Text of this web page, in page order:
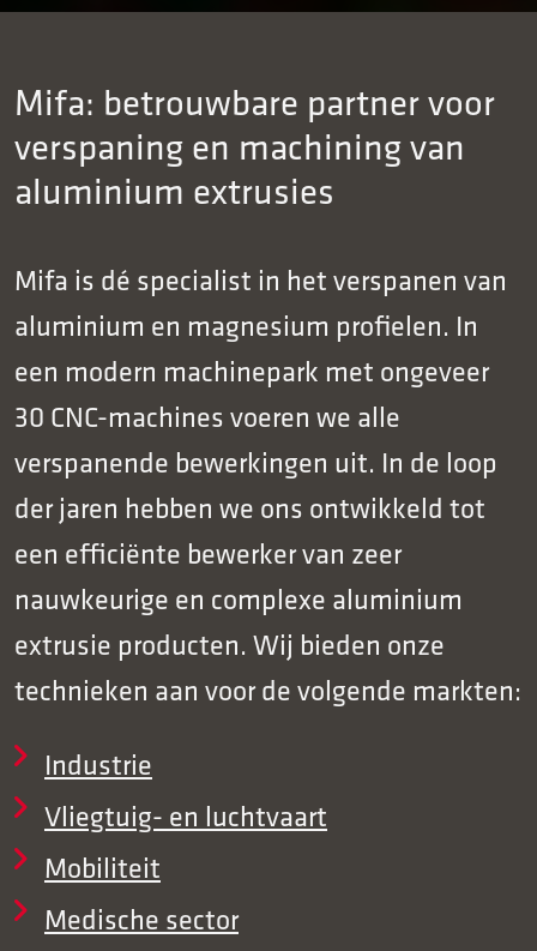
Mifa: betrouwbare partner voor
verspaning en machining van
aluminium extrusies
Mifa is dé specialist in het verspanen van
aluminium en magnesium profielen. In
een modern machinepark met ongeveer
30 CNC-machines voeren we alle
verspanende bewerkingen uit. In de loop
der jaren hebben we ons ontwikkeld tot
een efficiënte bewerker van zeer
nauwkeurige en complexe aluminium
extrusie producten. Wij bieden onze
technieken aan voor de volgende markten:
Industrie
Vliegtuig- en luchtvaart
Mobiliteit
Medische sector